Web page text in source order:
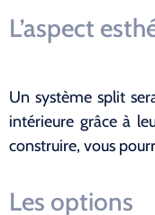
L’aspect
Un système split
intérieure grâce à
construire, vous
Les options